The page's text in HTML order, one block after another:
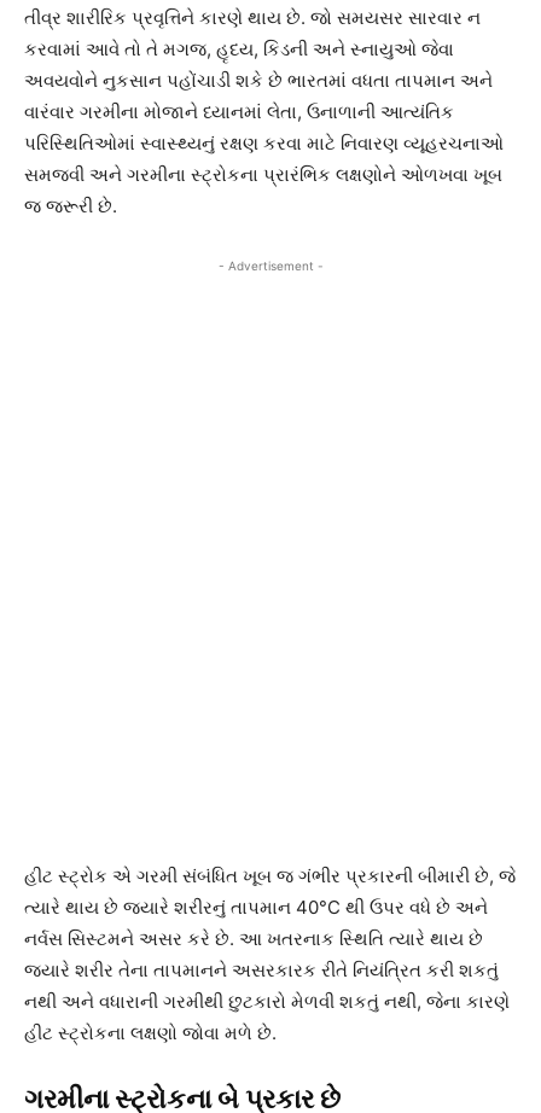
તીવ્ર શારીરિક પ્રવૃત્તિને કારણે થાય છે. જો સમયસર સારવાર ન
કરવામાં આવે તો તે મગજ, હૃદય, કિડની અને સ્નાયુઓ જેવા
અવયવોને નુકસાન પહોંચાડી શકે છે ભારતમાં વધતા તાપમાન અને
વારંવાર ગરમીના મોજાને ધ્યાનમાં લેતા, ઉનાળાની આત્યંતિક
પરિસ્થિતિઓમાં સ્વાસ્થ્યનું રક્ષણ કરવા માટે નિવારણ વ્યૂહરચનાઓ
સમજવી અને ગરમીના સ્ટ્રોકના પ્રારંભિક લક્ષણોને ઓળખવા ખૂબ
જ જરૂરી છે.
- Advertisement -
હીટ સ્ટ્રોક એ ગરમી સંબંધિત ખૂબ જ ગંભીર પ્રકારની બીમારી છે, જે
ત્યારે થાય છે જ્યારે શરીરનું તાપમાન 40°C થી ઉપર વધે છે અને
નર્વસ સિસ્ટમને અસર કરે છે. આ ખતરનાક સ્થિતિ ત્યારે થાય છે
જ્યારે શરીર તેના તાપમાનને અસરકારક રીતે નિયંત્રિત કરી શકતું
નથી અને વધારાની ગરમીથી છુટકારો મેળવી શકતું નથી, જેના કારણે
હીટ સ્ટ્રોકના લક્ષણો જોવા મળે છે.
ગરમીના સ્ટ્રોકના બે પ્રકાર છે